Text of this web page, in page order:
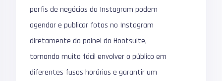
perfis de negócios da Instagram podem
agendar e publicar fotos no Instagram
diretamente do painel do Hootsuite,
tornando muito fácil envolver o público em
diferentes fusos horários e garantir um